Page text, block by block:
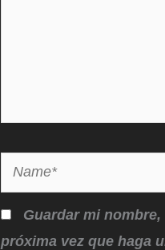
Name*
Guardar mi
próxima vez que haga